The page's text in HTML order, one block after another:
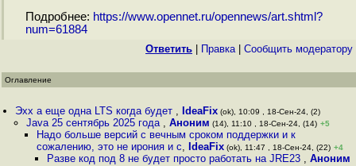
Подробнее: https://www.opennet.ru/opennews/art.shtml?
num=61884
Ответить Правка| Cообщить модератору
Оглавление
Эхх а еще одна LTS когда будет , IdeaFix (ok), 10:09 , 18-Сен-24, (2)
Java 25 сентябрь 2025 года , Аноним (14), 11:10 , 18-Сен-24, (14) +5
Надо больше версий с вечным сроком поддержки и к
сожалению, это не ирония и с, IdeaFix(ok), 11:47 , 18-Сен-24, (22) +4
Разве код под 8 не будет просто работать на JRE23 ,Аноним